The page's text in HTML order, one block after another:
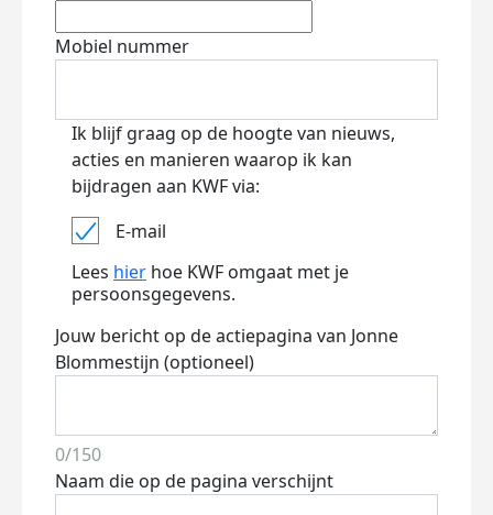
Mobiel nummer
Ik blijf graag op de hoogte van nieuws,
acties en manieren waarop ik kan
bijdragen aan KWF via:
E-mail
Lees hier hoe KWF omgaat met je
persoonsgegevens.
Jouw bericht op de actiepagina van Jonne
Blommestijn (optioneel)
0/150
Naam die op de pagina verschijnt